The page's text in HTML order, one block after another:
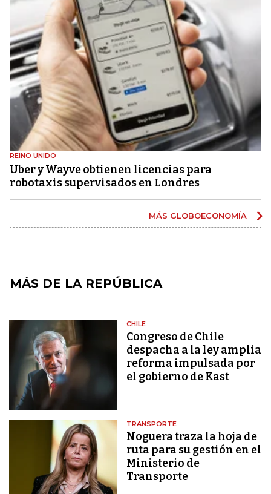
REINO UNIDO
Uber y Wayve obtienen licencias para
robotaxis supervisados ​​en Londres
MÁS GLOBOECONOMÍA
MÁS DE LA REPÚBLICA
CHILE
Congreso de Chile
despacha a la ley amplia
reforma impulsada por
el gobierno de Kast
TRANSPORTE
Noguera traza la hoja de
ruta para su gestión en el
Ministerio de
Transporte